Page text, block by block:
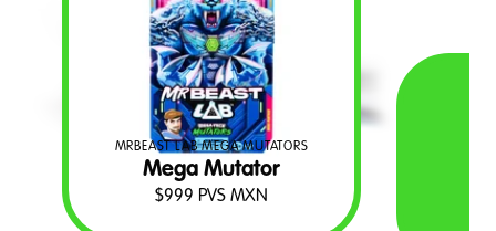
Mega Mutator
MRBEAST LAB MEGA MUTATORS
$999 PVS MXN